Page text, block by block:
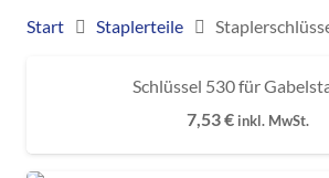
Start Staplerteile
Schlüssel 530 für
7,53€ inkl. MwSt.